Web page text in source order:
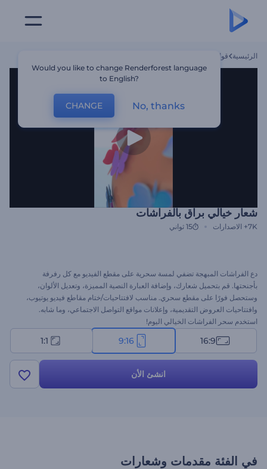
الرئيسية قوالب
شعار خيالي براق بالفراشات
7K+ الاصدارات 15 ثواني
دع الفراشات المبهجة تضفي لمسة سحرية على مقطع الفيديو مع كل رفرفة
بأجنحتها. قم بتحميل شعارك، وإضافة العبارة النصية المميزة، وتعديل الألوان،
وستحصل فورًا على مقطع سحري. مناسب لافتتاحيات/ختام مقاطع فيديو يوتيوب،
وافتتاحيات العروض التقديمية، وإعلانات مواقع التواصل الاجتماعي، وما شابه.
استخدم سحر الفراشات الخيالي اليوم!
16:9
9:16
1:1
انشئ الأن
في الفئة مقدمات وشعارات
Would you like to change Renderforest language
to English?
CHANGE No, thanks